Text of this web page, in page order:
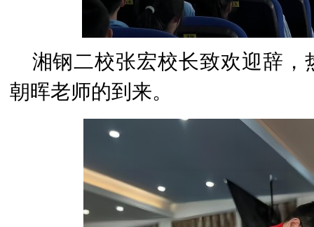
湘钢二校张宏校长致欢迎辞
朝晖老师的到来。